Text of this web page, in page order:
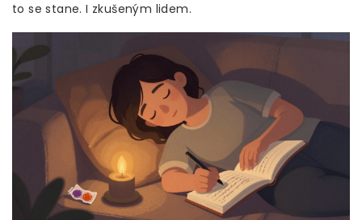
to se stane. I zkušeným lidem.